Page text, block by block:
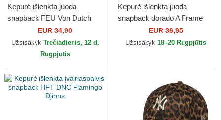
Kepurė išlenkta juoda
snapback FEU Von Dutch
EUR 34,90
Užsisakyk Trečiadienis, 12 d.
Rugpjūtis
Kepurė išlenkta juoda
snapback dorado A Frame
FC Barcelona LALIGA New
Era
EUR 36,95
Užsisakyk 18–20 Rugpjūtis